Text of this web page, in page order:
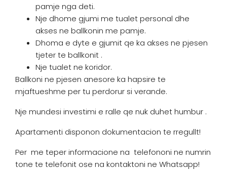
pamje nga deti.
Nje dhome gjumi me tualet personal dhe
akses ne ballkonin me pamje.
Dhoma e dyte e gjumit qe ka akses ne pjesen
tjeter te ballkonit .
Nje tualet ne koridor.
Ballkoni ne pjesen anesore ka hapsire te
mjaftueshme per tu perdorur si verande.
Nje mundesi investimi e ralle qe nuk duhet humbur .
Apartamenti disponon dokumentacion te rregullt!
Per me teper informacione na telefononi ne numrin
tone te telefonit ose na kontaktoni ne Whatsapp!